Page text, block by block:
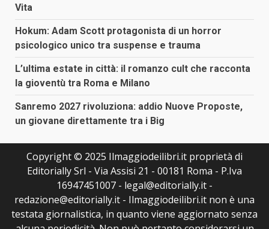
Vita
Hokum: Adam Scott protagonista di un horror
psicologico unico tra suspense e trauma
L’ultima estate in città: il romanzo cult che racconta
la gioventù tra Roma e Milano
Sanremo 2027 rivoluziona: addio Nuove Proposte,
un giovane direttamente tra i Big
Copyright © 2025 Ilmaggiodeilibri.it proprietà di
Editorially Srl - Via Assisi 21 - 00181 Roma - P.Iva
16947451007 - legal@editorially.it -
redazione@editorially.it - Ilmaggiodeilibri.it non è una
testata giornalistica, in quanto viene aggiornato senza